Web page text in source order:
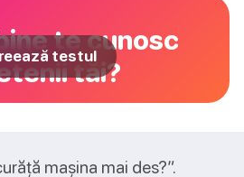
te cunosc
tăi?
testul
mașina mai des?”.